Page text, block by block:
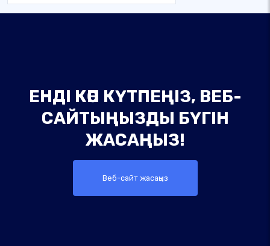
ЕНДІ КӨП КҮТПЕҢІЗ, ВЕБ-
САЙТЫҢЫЗДЫ БҮГІН
ЖАСАҢЫЗ!
Веб-сайт жасаңыз